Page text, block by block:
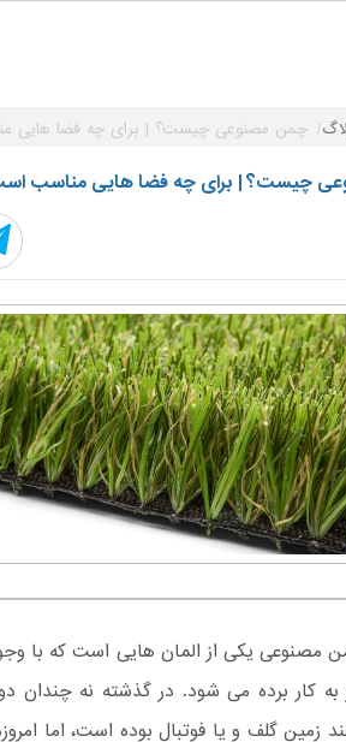
چمن مصنوعی چیست؟ | برای چه فضا هایی
چیست؟ | برای چه فضا هایی مناسب
مصنوعی یکی از المان هایی است که با
به کار برده می شود. در گذشته نه چندان
زمین گلف و یا فوتبال بوده است، اما